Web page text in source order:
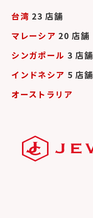
台湾 23 店舗
マレーシア 20 店舗
シンガポール 3 店舗
インドネシア 5 店舗
オーストラリア